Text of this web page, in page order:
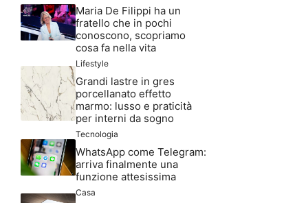
Maria De Filippi ha un
fratello che in pochi
conoscono, scopriamo
cosa fa nella vita
Lifestyle
Grandi lastre in gres
porcellanato effetto
marmo: lusso e praticità
per interni da sogno
Tecnologia
WhatsApp come Telegram:
arriva finalmente una
funzione attesissima
Casa